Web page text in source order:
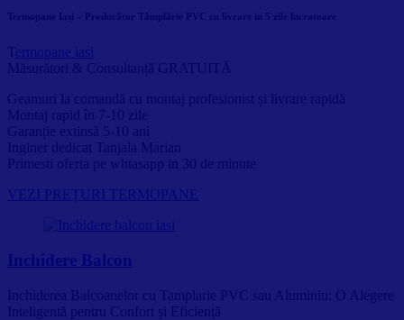
Termopane Iași – Producător Tâmplărie PVC cu livrare in 5 zile lucratoare
T ermopane iasi
Măsurători & Consultanță GRATUITĂ
Geamuri la comandă cu montaj profesionist și livrare rapidă
Montaj rapid în 7-10 zile
Garanție extinsă 5-10 ani
Inginer dedicat Tanjala Marian
Primesti oferta pe whtasapp in 30 de minute
VEZI PREȚURI TERMOPANE
Inchidere Balcon
Inchiderea Balcoanelor cu Tamplarie PVC sau Aluminiu: O Alegere
Inteligentă pentru Confort și Eficiență